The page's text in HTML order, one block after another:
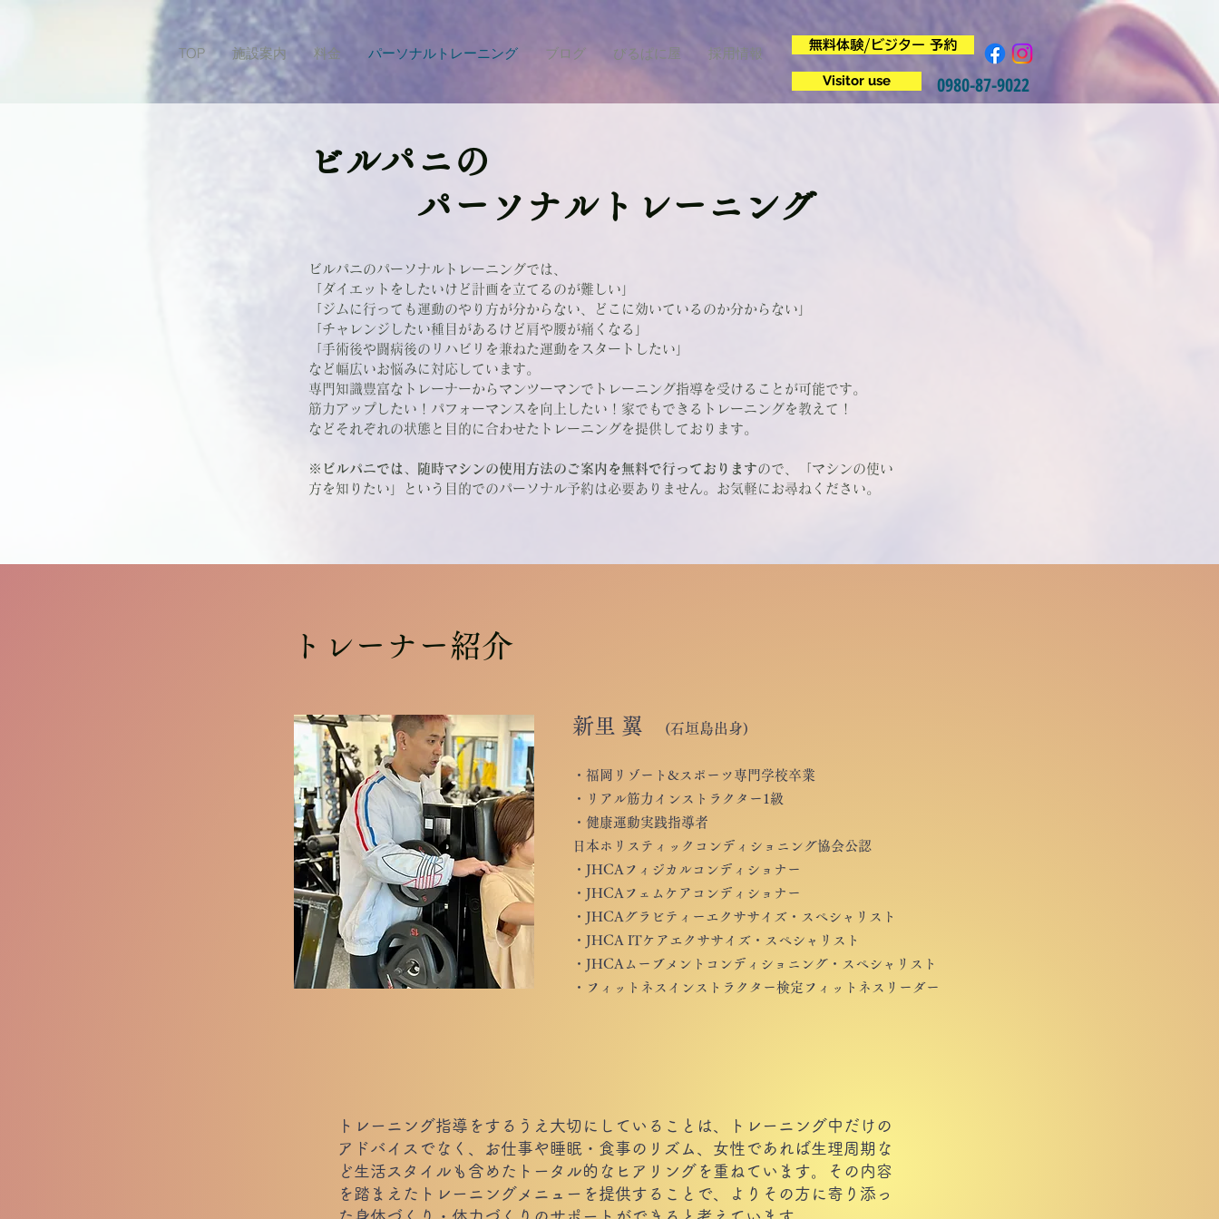
TOP 施設案内 料金 パーソナルトレーニング ブログ びるぱに屋 採用情報 無料体験/ビジター 予約
Visitor use 0980-87-9022
​ビルパニの
パーソナルトレーニング
ビルパニのパーソナルトレーニングでは、
「ダイエットをしたいけど計画を立てるのが難しい」
「​ジムに行っても運動のやり方が分からない、どこに効いているのか分からない」
「チャレンジしたい種目があるけど肩や腰が痛くなる」
「手術後や闘病後のリハビリを兼ねた運動をスタートしたい」
など幅広いお悩みに対応しています。
専門知識豊富なトレーナーからマンツーマンでトレーニング指導を受けることが可能です。
筋力アップしたい！パフォーマンスを向上したい！家でもできるトレーニングを教えて！
などそれぞれの状態と目的に合わせたトレーニングを提供しております。
※ ビルパニでは、随時マシンの使用方法のご案内を無料で行っておりますので、「マシンの使い
方を知りたい」という目的でのパーソナル予約は必要ありません。お気軽にお尋ねください。
​トレーナー紹介
新里 翼 (石垣島出身)
・福岡リゾート&スポーツ専門学校卒業
・リアル筋力インストラクター1級
・健康運動実践指導者
​日本ホリスティックコンディショニング協会公認
・JHCAフィジカルコンディショナー
・JHCAフェムケアコンディショナー
・JHCAグラビティーエクササイズ・スペシャリスト
・JHCA ITケアエクササイズ・スペシャリスト
・JHCAムーブメントコンディショニング・スペシャリスト
・フィットネスインストラクター検定フィットネスリーダー
トレーニング指導をするうえ大切にしていることは、トレーニング中だけの
アドバイスでなく、お仕事や睡眠・食事のリズム、女性であれば生理周期な
ど生活スタイルも含めたトータル的なヒアリングを重ねています。その内容
を踏まえたトレーニングメニューを提供することで、よりその方に寄り添っ